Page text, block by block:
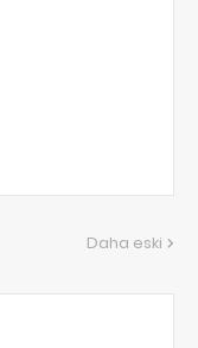
Daha eski